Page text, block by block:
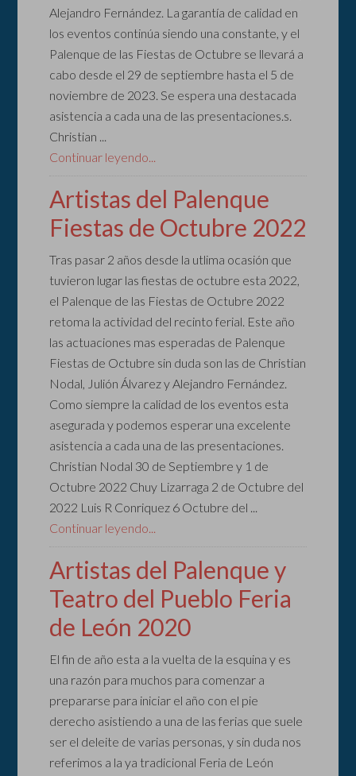
Alejandro Fernández. La garantía de calidad en
los eventos continúa siendo una constante, y el
Palenque de las Fiestas de Octubre se llevará a
cabo desde el 29 de septiembre hasta el 5 de
noviembre de 2023. Se espera una destacada
asistencia a cada una de las presentaciones.s.
Christian ...
Continuar leyendo...
Artistas del Palenque
Fiestas de Octubre 2022
Tras pasar 2 años desde la utlima ocasión que
tuvieron lugar las fiestas de octubre esta 2022,
el Palenque de las Fiestas de Octubre 2022
retoma la actividad del recinto ferial. Este año
las actuaciones mas esperadas de Palenque
Fiestas de Octubre sin duda son las de Christian
Nodal, Julión Álvarez y Alejandro Fernández.
Como siempre la calidad de los eventos esta
asegurada y podemos esperar una excelente
asistencia a cada una de las presentaciones.
Christian Nodal 30 de Septiembre y 1 de
Octubre 2022 Chuy Lizarraga 2 de Octubre del
2022 Luis R Conriquez 6 Octubre del ...
Continuar leyendo...
Artistas del Palenque y
Teatro del Pueblo Feria
de León 2020
El fin de año esta a la vuelta de la esquina y es
una razón para muchos para comenzar a
prepararse para iniciar el año con el pie
derecho asistiendo a una de las ferias que suele
ser el deleite de varias personas, y sin duda nos
referimos a la ya tradicional Feria de León